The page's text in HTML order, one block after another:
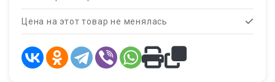
Цена на этот товар не менялась